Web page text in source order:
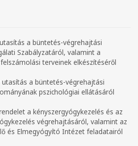
a büntetés-végrehajtási
Szabályzatáról, valamint a
terveinek elkészítéséről
utasítás a büntetés-végrehajtási
pszichológiai ellátásáról
a kényszergyógykezelés és az
végrehajtásáról, valamint az
és Elmegyógyító Intézet feladatairól